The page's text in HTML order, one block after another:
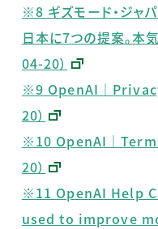
※8 ギズモード・ジャ
日本に7つの提案。本
04-20）
※9 OpenAI｜
20）
※10 OpenAI｜
20）
※11 OpenAI Help
used to improve